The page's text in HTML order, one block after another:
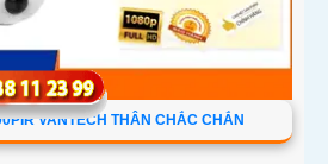
VANTECH THÂN CHẮC CHẮN